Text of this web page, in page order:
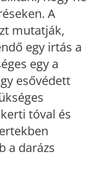
A
mutatják,
egy irtás a
egy a
esővédett
tóval és
a darázs